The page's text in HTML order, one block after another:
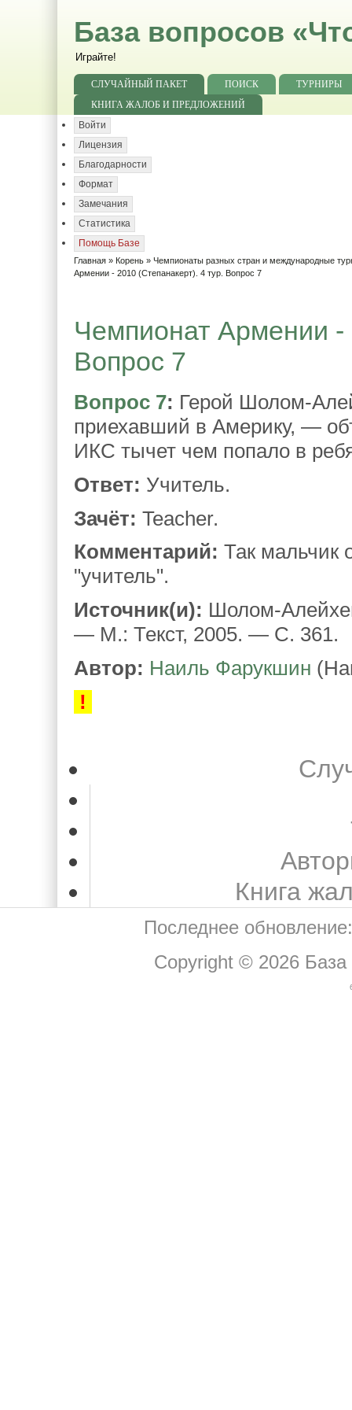
База вопросов
Играйте!
СЛУЧАЙНЫЙ ПАКЕТ ПОИСК
ТУРНИРЫ
КНИГА ЖАЛОБ И ПРЕДЛОЖЕНИЙ
Войти
Лицензия
Благодарности
Формат
Замечания
Статистика
Помощь Базе
Главная » Корень » Чемпионаты разных стран и международные
Армении - 2010 (Степанакерт). 4 тур. Вопрос 7
Чемпионат Армении -
Вопрос 7
Вопрос 7: Герой Шолом-
приехавший в Америку, —
ИКС тычет чем попало в
Ответ: Учитель.
Зачёт: Teacher.
Комментарий: Так мальчик
"учитель".
Источник(и): Шолом-
— М.: Текст, 2005. — С. 361.
Автор: Наиль Фарукшин
!
Книга
Последнее
Copyright © 2026 База